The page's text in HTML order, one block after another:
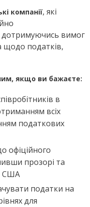
компанії, які
дотримуючись вимог
щодо податків,
якщо ви бажаєте:
в
всіх
податкових
офіційного
прозорі та
США
податки на
для